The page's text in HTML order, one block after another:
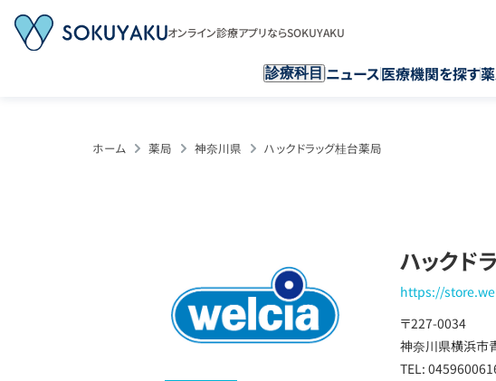
オンライン診療アプリならSOKUYAKU
診療科目 ニュース医療機関を探す
ホーム 薬局 神奈川県 ハックドラッグ桂台薬局
ハックド
https://
〒227-0034
神奈川県横浜市
TEL: